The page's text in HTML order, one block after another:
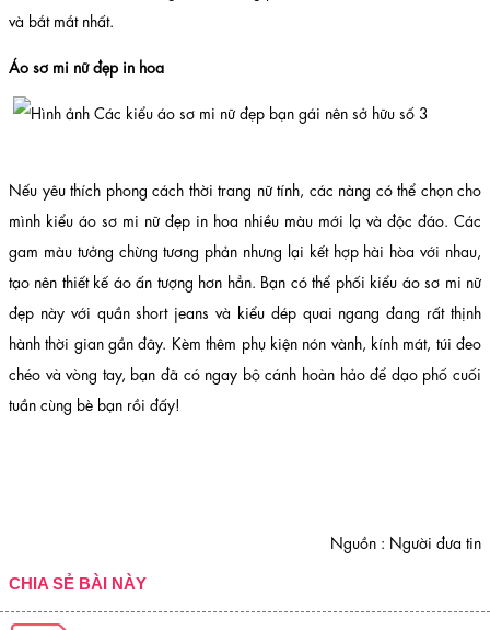
và bắt mắt nhất.
Áo sơ mi nữ đẹp in hoa
Nếu yêu thích phong cách thời trang nữ tính, các nàng có thể chọn cho
mình kiểu áo sơ mi nữ đẹp in hoa nhiều màu mới lạ và độc đáo. Các
gam màu tưởng chừng tương phản nhưng lại kết hợp hài hòa với nhau,
tạo nên thiết kế áo ấn tượng hơn hẳn. Bạn có thể phối kiểu áo sơ mi nữ
đẹp này với quần short jeans và kiểu dép quai ngang đang rất thịnh
hành thời gian gần đây. Kèm thêm phụ kiện nón vành, kính mát, túi đeo
chéo và vòng tay, bạn đã có ngay bộ cánh hoàn hảo để dạo phố cuối
tuần cùng bè bạn rồi đấy!
Nguồn : Người đưa tin
CHIA SẺ BÀI NÀY